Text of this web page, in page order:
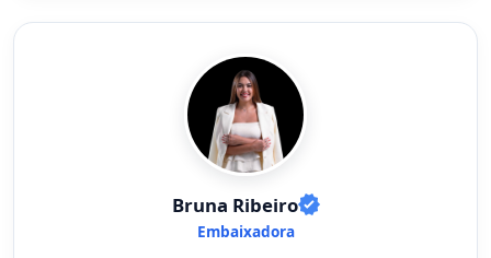
Bruna Ribeiro
Embaixadora